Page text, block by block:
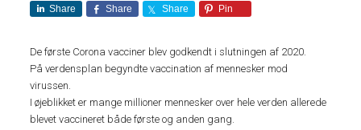
Share Share Share Pin
De første Corona vacciner blev godkendt i slutningen af 2020.
På verdensplan begyndte vaccination af mennesker mod
virussen.
I øjeblikket er mange millioner mennesker over hele verden allerede
blevet vaccineret både første og anden gang.